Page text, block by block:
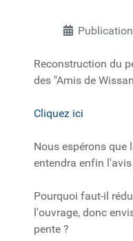
Reconstruction du
des "Amis de
Cliquez ici
Nous espérons
entendra enfin
Pourquoi faut-il
l'ouvrage, donc
pente ?